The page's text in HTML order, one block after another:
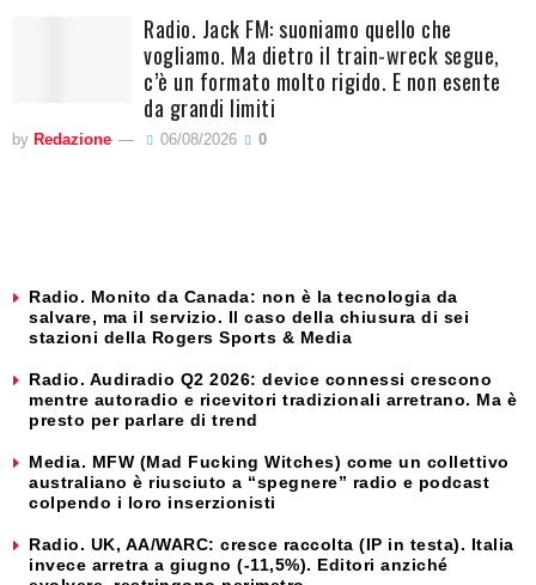
Radio. Jack FM: suoniamo quello che
vogliamo. Ma dietro il train-wreck segue,
c’è un formato molto rigido. E non esente
da grandi limiti
by Redazione 06/08/2026 0
Radio. Monito da Canada: non è la tecnologia da
salvare, ma il servizio. Il caso della chiusura di sei
stazioni della Rogers Sports & Media
Radio. Audiradio Q2 2026: device connessi crescono
mentre autoradio e ricevitori tradizionali arretrano. Ma è
presto per parlare di trend
Media. MFW (Mad Fucking Witches) come un collettivo
australiano è riusciuto a “spegnere” radio e podcast
colpendo i loro inserzionisti
Radio. UK, AA/WARC: cresce raccolta (IP in testa). Italia
invece arretra a giugno (-11,5%). Editori anziché